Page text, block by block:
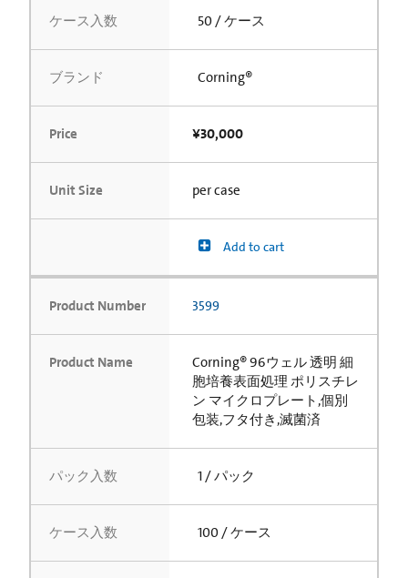
ケース入数 50 / ケース
ブランド Corning®
Price ¥30,000
Unit Size per case
Add to cart
Product Number 3599
Product Name
Corning® 96ウェル 透明 細
胞培養表面処理 ポリスチレ
ン マイクロプレート,個別
包装,フタ付き,滅菌済
パック入数 1 / パック
ケース入数 100 / ケース